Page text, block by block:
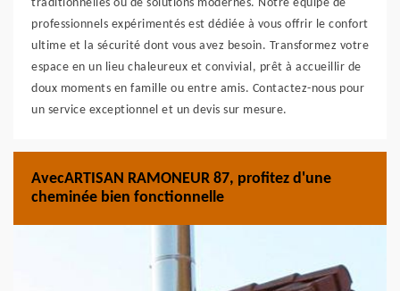
traditionnelles ou de solutions modernes. Notre équipe de
professionnels expérimentés est dédiée à vous offrir le confort
ultime et la sécurité dont vous avez besoin. Transformez votre
espace en un lieu chaleureux et convivial, prêt à accueillir de
doux moments en famille ou entre amis. Contactez-nous pour
un service exceptionnel et un devis sur mesure.
AvecARTISAN RAMONEUR 87, profitez d'une
cheminée bien fonctionnelle